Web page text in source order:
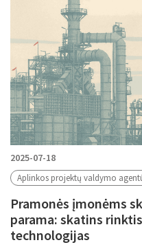
2025-07-18
Aplinkos projektų valdymo
Pramonės įmonėms
parama: skatins
technologijas